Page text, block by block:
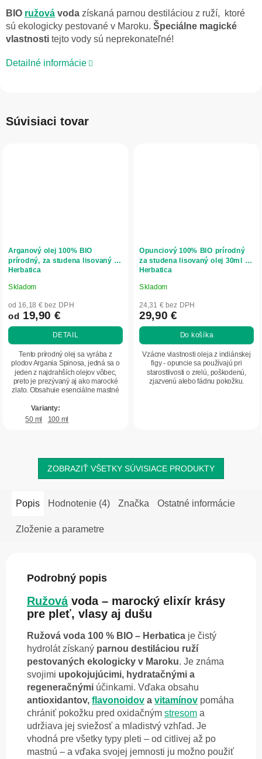
BIO ružová voda získaná parnou destiláciou z ruží, ktoré
sú ekologicky pestované v Maroku. Špeciálne magické
vlastnosti tejto vody sú neprekonateľné!
Detailné informácie
Súvisiaci tovar
Arganový olej 100% BIO
prírodný, za studena lisovaný -
Herbatica
Priemerné
hodnotenie
produktu
je
5
hviezdičiek.
Skladom
od 16,18 € bez DPH
od 19,90 €
DETAIL
Tento prírodný olej sa vyrába z
plodov Argania Spinosa, jedná sa o
jeden z najdrahších olejov vôbec,
preto je prezývaný aj ako marocké
zlato. Obsahuje esenciálne mastné
50 ml 100 ml
Opunciový 100% BIO prírodný
za studena lisovaný olej 30ml -
Herbatica
Priemerné
hodnotenie
produktu
je
z
hviezdičiek.
Skladom
24,31 € bez DPH
29,90 €
Do košíka
Vzácne vlastnosti oleja z indiánskej
figy - opuncie sa používajú pri
starostlivosti o zrelú, poškodenú,
zjazvenú alebo fádnu pokožku.
ZOBRAZIŤ VŠETKY SÚVISIACE PRODUKTY
Popis Hodnotenie (4) Značka Ostatné informácie
Zloženie a parametre
Podrobný popis
Ružovávoda – marocký elixír krásy
pre pleť, vlasy aj dušu
Ružová voda 100 % BIO – Herbatica je čistý
hydrolát získaný parnou destiláciou ruží
pestovaných ekologicky v Maroku. Je známa
svojimi upokojujúcimi, hydratačnými a
regeneračnými účinkami. Vďaka obsahu
antioxidantov, flavonoidov a vitamínov pomáha
chrániť pokožku pred oxidačným stresom a
udržiava jej sviežosť a mladistvý vzhľad. Je
vhodná pre všetky typy pleti – od citlivej až po
mastnú – a vďaka svojej jemnosti ju možno použiť